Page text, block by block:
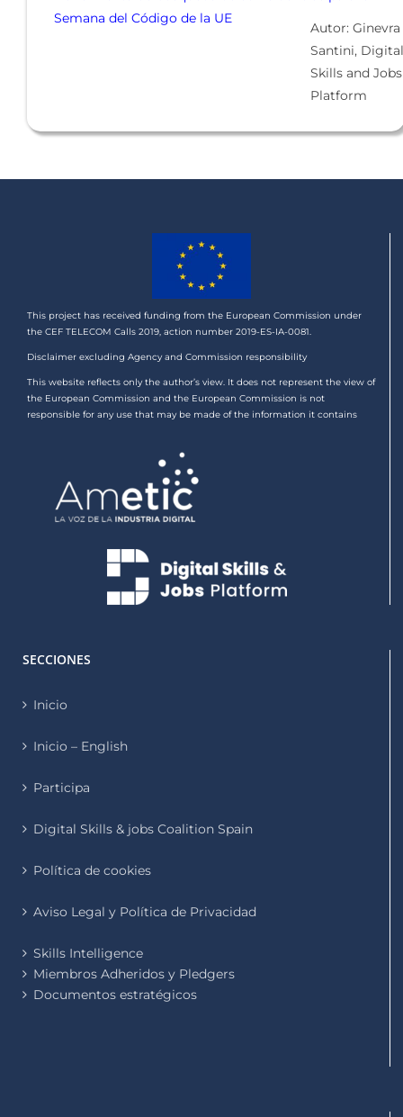
Semana del Código de la UE
Autor: Ginevra
Santini, Digital
Skills and Jobs
Platform
This project has received funding from the European Commission under
the CEF TELECOM Calls 2019, action number 2019-ES-IA-0081.
Disclaimer excluding Agency and Commission responsibility
This website reflects only the author’s view. It does not represent the view of
the European Commission and the European Commission is not
responsible for any use that may be made of the information it contains
SECCIONES
Inicio
Inicio – English
Participa
Digital Skills & jobs Coalition Spain
Política de cookies
Aviso Legal y Política de Privacidad
Skills Intelligence
Miembros Adheridos y Pledgers
Documentos estratégicos